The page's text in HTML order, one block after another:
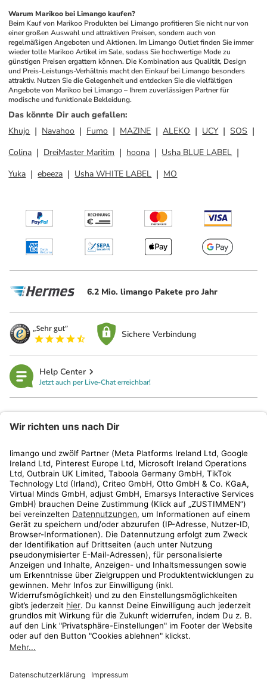
Warum Marikoo bei Limango kaufen?
Beim Kauf von Marikoo Produkten bei Limango profitieren Sie nicht nur von
einer großen Auswahl und attraktiven Preisen, sondern auch von
regelmäßigen Angeboten und Aktionen. Im Limango Outlet finden Sie immer
wieder tolle Marikoo Artikel im Sale, sodass Sie hochwertige Mode zu
günstigen Preisen ergattern können. Die Kombination aus Qualität, Design
und Preis-Leistungs-Verhältnis macht den Einkauf bei Limango besonders
attraktiv. Nutzen Sie die Gelegenheit und entdecken Sie die vielfältigen
Angebote von Marikoo bei Limango – Ihrem zuverlässigen Partner für
modische und funktionale Bekleidung.
Das könnte Dir auch gefallen:
Khujo
Navahoo Fumo MAZINE ALEKO UCY
SOS
Colina
DreiMaster Maritim hoona
Usha BLUE LABEL
Yuka
ebeeza Usha WHITE LABEL MO
6.2 Mio. limango Pakete pro Jahr
Sichere Verbindung
Help Center
Jetzt auch per Live-Chat erreichbar!
Kundenservice
Shop
Aktionen
Travel